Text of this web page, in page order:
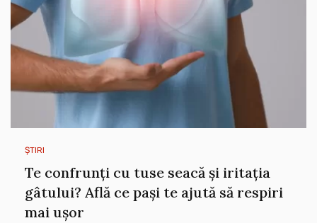
ȘTIRI
Te confrunți cu tuse seacă și iritația
gâtului? Află ce pași te ajută să respiri
mai ușor